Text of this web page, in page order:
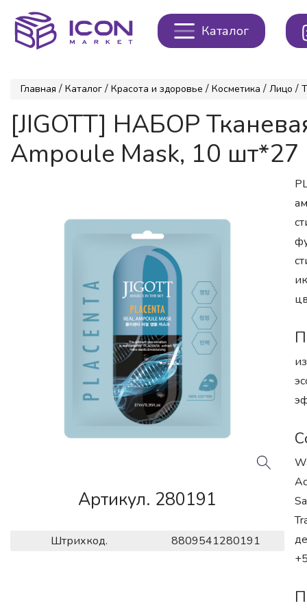
Каталог
Главная / Каталог / Красота и здоровье / Косметика / Лицо /
[JIGOTT] НАБОР
Ampoule Mask, 10 шт*27
Артикул. 280191
Штрихкод. 8809541280191